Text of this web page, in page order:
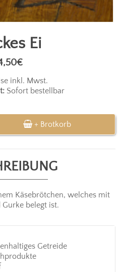
Ei
inkl. Mwst.
Sofort bestellbar
+ Brotkorb
Käsebrötchen, welches mit
Gurke belegt ist.
Getreide